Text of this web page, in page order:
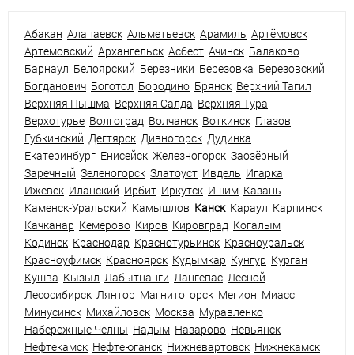
Абакан Алапаевск Альметьевск Арамиль Артёмовск
Артемовский Архангельск Асбест Ачинск Балаково
Барнаул Белоярский Березники Березовка Березовский
Богданович Боготол Бородино Брянск Верхний Тагил
Верхняя Пышма Верхняя Салда Верхняя Тура
Верхотурье Волгоград Волчанск Воткинск Глазов
Губкинский Дегтярск Дивногорск Дудинка
Екатеринбург Енисейск Железногорск Заозёрный
Заречный Зеленогорск Златоуст Ивдель Игарка
Ижевск Иланский Ирбит Иркутск Ишим Казань
Каменск-Уральский Камышлов Канск Караул Карпинск
Качканар Кемерово Киров Кировград Когалым
Кодинск Краснодар Краснотурьинск Красноуральск
Красноуфимск Красноярск Кудымкар Кунгур Курган
Кушва Кызыл Лабытнанги Лангепас Лесной
Лесосибирск Лянтор Магнитогорск Мегион Миасс
Минусинск Михайловск Москва Муравленко
Набережные Челны Надым Назарово Невьянск
Нефтекамск Нефтеюганск Нижневартовск Нижнекамск